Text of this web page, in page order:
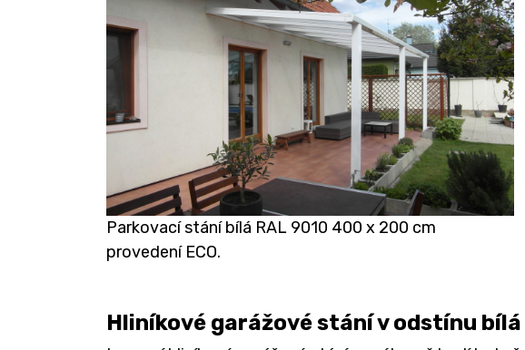
Parkovací stání bílá RAL 9010 400 x 200 cm
provedení ECO.
Hliníkové garážové stání v odstínu